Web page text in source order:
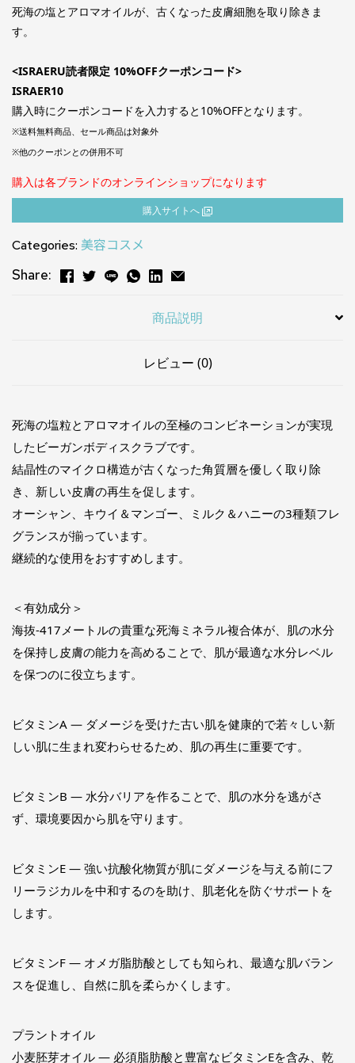
死海の塩とアロマオイルが、古くなった皮膚細胞を取り除きま
す。
<ISRAERU読者限定 10%OFFクーポンコード>
ISRAER10
購入時にクーポンコードを入力すると10%OFFとなります。
※送料無料商品、セール商品は対象外
※他のクーポンとの併用不可
購入は各ブランドのオンラインショップになります
購⼊サイトへ
Categories: 美容コスメ
Share:
商品説明
レビュー (0)
死海の塩粒とアロマオイルの至極のコンビネーションが実現
したビーガンボディスクラブです。
結晶性のマイクロ構造が古くなった角質層を優しく取り除
き、新しい皮膚の再生を促します。
オーシャン、キウイ＆マンゴー、ミルク＆ハニーの3種類フレ
グランスが揃っています。
継続的な使用をおすすめします。
＜有効成分＞
海抜-417メートルの貴重な死海ミネラル複合体が、肌の水分
を保持し皮膚の能力を高めることで、肌が最適な水分レベル
を保つのに役立ちます。
ビタミンA ― ダメージを受けた古い肌を健康的で若々しい新
しい肌に生まれ変わらせるため、肌の再生に重要です。
ビタミンB ― 水分バリアを作ることで、肌の水分を逃がさ
ず、環境要因から肌を守ります。
ビタミンE ― 強い抗酸化物質が肌にダメージを与える前にフ
リーラジカルを中和するのを助け、肌老化を防ぐサポートを
します。
ビタミンF ― オメガ脂肪酸としても知られ、最適な肌バラン
スを促進し、自然に肌を柔らかくします。
プラントオイル
小麦胚芽オイル ― 必須脂肪酸と豊富なビタミンEを含み、乾